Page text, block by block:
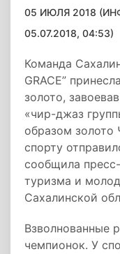
05 ИЮЛЯ 2018
05.07.2018, 04:53)
Команда
GRACE”
золото,
«чир-джаз
образом золото
спорту
сообщила
туризма и
Сахалинской
Взволнованные
чемпионок. У